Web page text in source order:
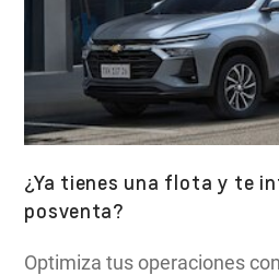
¿Ya tienes una flota y te
posventa?
Optimiza tus operaciones